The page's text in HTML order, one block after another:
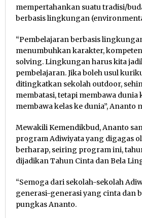
mempertahankan suatu tradisi/
berbasis lingkungan
“Pembelajaran berbasis
menumbuhkan karakter,
solving. Lingkungan harus kita
pembelajaran. Jika boleh usul
ditingkatkan sekolah outdoor,
membatasi, tetapi membawa dunia
membawa kelas ke dunia”, Ananto
Mewakili Kemendikbud, Ananto
program Adiwiyata yang digagas
berharap, seiring program ini,
dijadikan Tahun Cinta dan Bela
“Semoga dari sekolah-sekolah
generasi-generasi yang cinta dan
pungkas Ananto.